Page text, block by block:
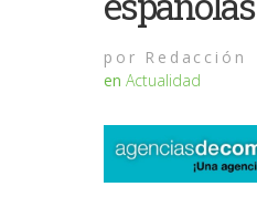
por Redacción
en Actualidad